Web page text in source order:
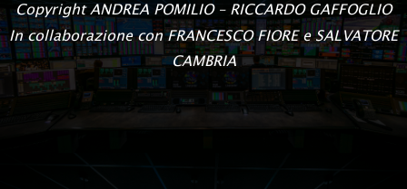
Copyright ANDREA POMILIO – RICCARDO GAFFOGLIO
In collaborazione con FRANCESCO FIORE e SALVATORE
CAMBRIA